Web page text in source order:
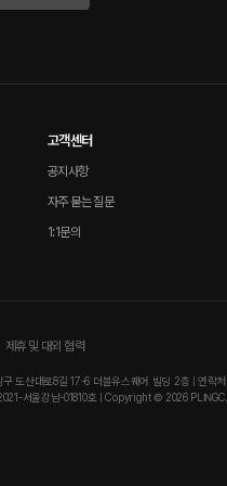
고객센터
공지사항
자주 묻는 질문
1:1문의
제휴 및 대외 협력
도산대로8길 17-6 더블유스퀘어 빌딩 2층 | 연락
서울강남-01810호 | Copyright © 2026